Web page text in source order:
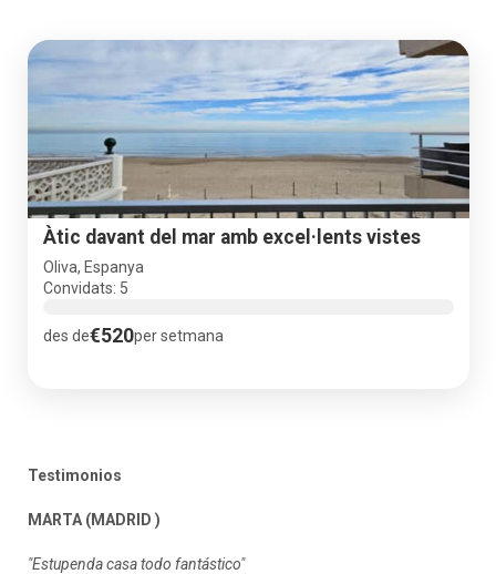
Àtic davant del mar amb excel·lents vistes
Oliva, Espanya
Convidats: 5
des de€520per setmana
Testimonios
MARTA (MADRID )
"Estupenda casa todo fantástico"